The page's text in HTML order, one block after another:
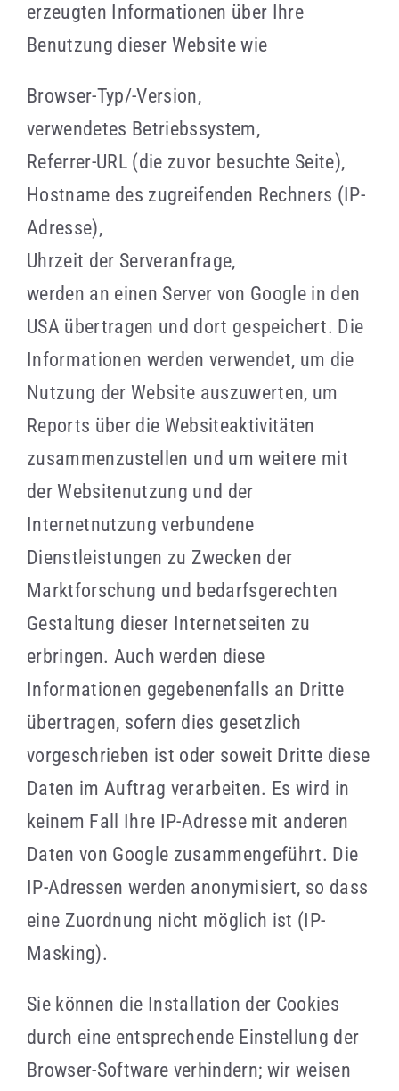
erzeugten Informationen über Ihre
Benutzung dieser Website wie
Browser-Typ/-Version,
verwendetes Betriebssystem,
Referrer-URL (die zuvor besuchte Seite),
Hostname des zugreifenden Rechners (IP-
Adresse),
Uhrzeit der Serveranfrage,
werden an einen Server von Google in den
USA übertragen und dort gespeichert. Die
Informationen werden verwendet, um die
Nutzung der Website auszuwerten, um
Reports über die Websiteaktivitäten
zusammenzustellen und um weitere mit
der Websitenutzung und der
Internetnutzung verbundene
Dienstleistungen zu Zwecken der
Marktforschung und bedarfsgerechten
Gestaltung dieser Internetseiten zu
erbringen. Auch werden diese
Informationen gegebenenfalls an Dritte
übertragen, sofern dies gesetzlich
vorgeschrieben ist oder soweit Dritte diese
Daten im Auftrag verarbeiten. Es wird in
keinem Fall Ihre IP-Adresse mit anderen
Daten von Google zusammengeführt. Die
IP-Adressen werden anonymisiert, so dass
eine Zuordnung nicht möglich ist (IP-
Masking).
Sie können die Installation der Cookies
durch eine entsprechende Einstellung der
Browser-Software verhindern; wir weisen